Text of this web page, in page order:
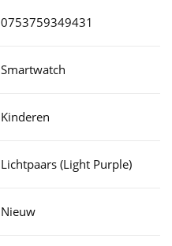
0753759349431
Smartwatch
Kinderen
Lichtpaars (Light Purple)
Nieuw